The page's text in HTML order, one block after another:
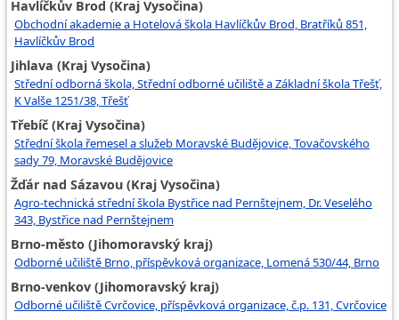
Havlíčkův Brod (Kraj Vysočina)
Obchodní akademie a Hotelová škola Havlíčkův Brod, Bratříků 851,
Havlíčkův Brod
Jihlava (Kraj Vysočina)
Střední odborná škola, Střední odborné učiliště a Základní škola Třešť,
K Valše 1251/38, Třešť
Třebíč (Kraj Vysočina)
Střední škola řemesel a služeb Moravské Budějovice, Tovačovského
sady 79, Moravské Budějovice
Žďár nad Sázavou (Kraj Vysočina)
Agro-technická střední škola Bystřice nad Pernštejnem, Dr. Veselého
343, Bystřice nad Pernštejnem
Brno-město (Jihomoravský kraj)
Odborné učiliště Brno, příspěvková organizace, Lomená 530/44, Brno
Brno-venkov (Jihomoravský kraj)
Odborné učiliště Cvrčovice, příspěvková organizace, č.p. 131, Cvrčovice